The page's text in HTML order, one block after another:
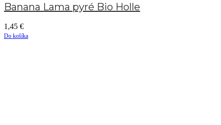
Banana Lama pyré Bio Holle
1,45 €
Do košíka